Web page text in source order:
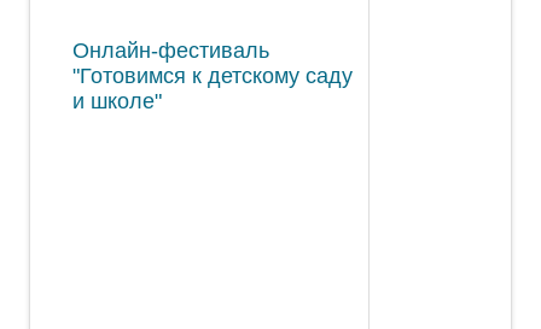
Онлайн-фестиваль
"Готовимся к детскому саду
и школе"